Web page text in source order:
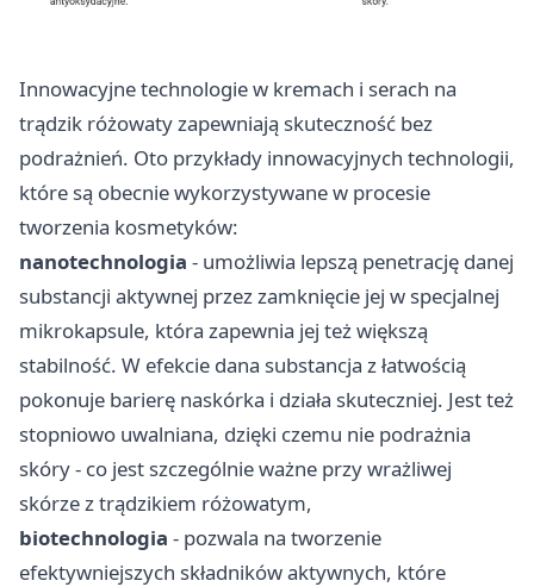
Innowacyjne technologie w kremach i serach na
trądzik różowaty zapewniają skuteczność bez
podrażnień. Oto przykłady innowacyjnych technologii,
które są obecnie wykorzystywane w procesie
tworzenia kosmetyków:
nanotechnologia - umożliwia lepszą penetrację danej
substancji aktywnej przez zamknięcie jej w specjalnej
mikrokapsule, która zapewnia jej też większą
stabilność. W efekcie dana substancja z łatwością
pokonuje barierę naskórka i działa skuteczniej. Jest też
stopniowo uwalniana, dzięki czemu nie podrażnia
skóry - co jest szczególnie ważne przy wrażliwej
skórze z trądzikiem różowatym,
biotechnologia - pozwala na tworzenie
efektywniejszych składników aktywnych, które